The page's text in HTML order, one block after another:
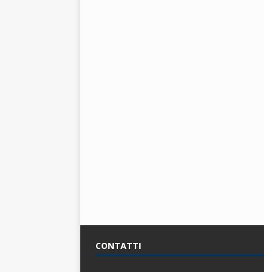
CONTATTI